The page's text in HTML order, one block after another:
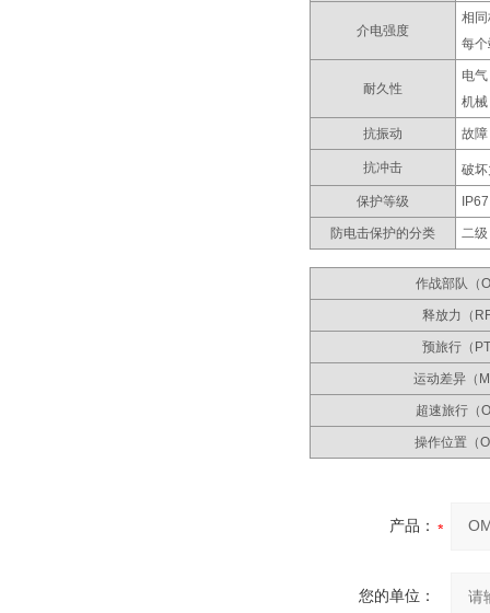
介电强度
相
每
耐久性
电
机
抗振动 故
抗冲击 破
保护等级 IP67
防电击保护的分类 二级
作战部队（
释放力（
预旅行（
运动差异（
超速旅行（
操作位置（
产品：
您的单位：